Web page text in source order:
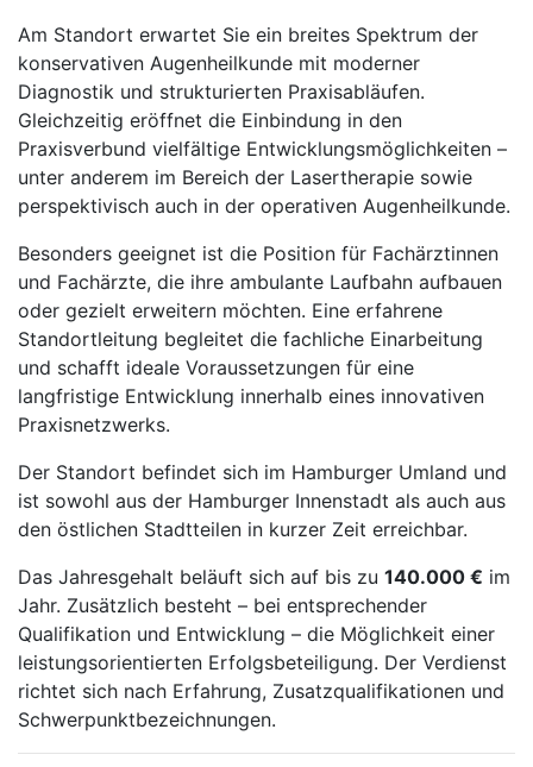
Am Standort erwartet Sie ein breites Spektrum der
konservativen Augenheilkunde mit moderner
Diagnostik und strukturierten Praxisabläufen.
Gleichzeitig eröffnet die Einbindung in den
Praxisverbund vielfältige Entwicklungsmöglichkeiten –
unter anderem im Bereich der Lasertherapie sowie
perspektivisch auch in der operativen Augenheilkunde.
Besonders geeignet ist die Position für Fachärztinnen
und Fachärzte, die ihre ambulante Laufbahn aufbauen
oder gezielt erweitern möchten. Eine erfahrene
Standortleitung begleitet die fachliche Einarbeitung
und schafft ideale Voraussetzungen für eine
langfristige Entwicklung innerhalb eines innovativen
Praxisnetzwerks.
Der Standort befindet sich im Hamburger Umland und
ist sowohl aus der Hamburger Innenstadt als auch aus
den östlichen Stadtteilen in kurzer Zeit erreichbar.
Das Jahresgehalt beläuft sich auf bis zu 140.000 € im
Jahr. Zusätzlich besteht – bei entsprechender
Qualifikation und Entwicklung – die Möglichkeit einer
leistungsorientierten Erfolgsbeteiligung. Der Verdienst
richtet sich nach Erfahrung, Zusatzqualifikationen und
Schwerpunktbezeichnungen.